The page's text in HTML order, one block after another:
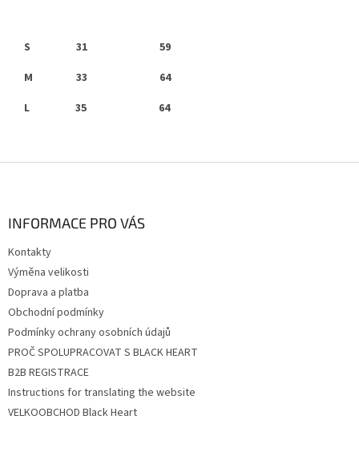
S 31 59
M 33 64
L 35 64
INFORMACE PRO VÁS
Kontakty
Výměna velikosti
Doprava a platba
Obchodní podmínky
Podmínky ochrany osobních údajů
PROČ SPOLUPRACOVAT S BLACK HEART
B2B REGISTRACE
Instructions for translating the website
VELKOOBCHOD Black Heart